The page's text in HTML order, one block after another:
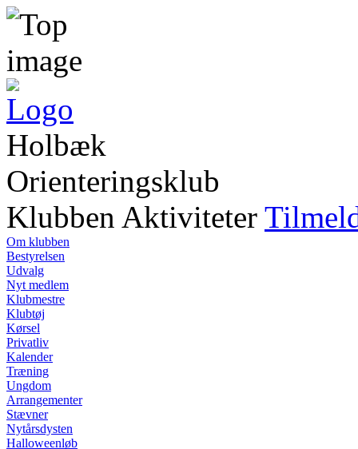
Holbæk
Orienteringsklub
Klubben Aktiviteter
Om klubben
Bestyrelsen
Udvalg
Nyt medlem
Klubmestre
Klubtøj
Kørsel
Privatliv
Kalender
Træning
Ungdom
Arrangementer
Stævner
Nytårsdysten
Halloweenløb